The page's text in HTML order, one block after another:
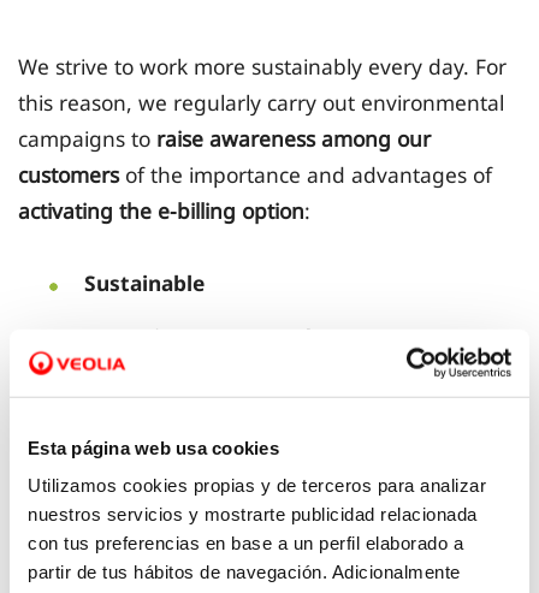
Esta página web usa cookies
Utilizamos cookies propias y de terceros para analizar
nuestros servicios y mostrarte publicidad relacionada
con tus preferencias en base a un perfil elaborado a
partir de tus hábitos de navegación. Adicionalmente
We strive to work more sustainably every day. For
this reason, we regularly carry out environmental
campaigns to raise awareness among our
customers of the importance and advantages of
activating the e-billing option:
Sustainable
Managing correspondence
More information
Greater accessibility
If you are already a user of the client area you can